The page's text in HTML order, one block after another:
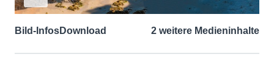
Bild-InfosDownload 2 weitere Medieninhalte